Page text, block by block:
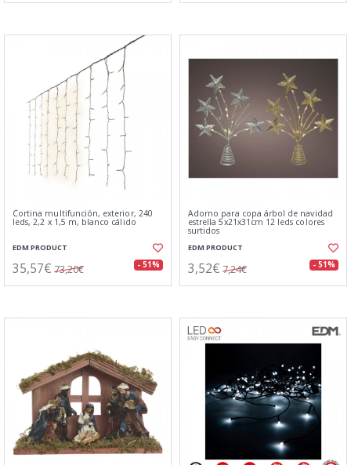
Cortina multifunción, exterior, 240
leds, 2,2 x 1,5 m, blanco cálido
EDM PRODUCT
35,57€ 73,20€ - 51%
Adorno para copa árbol de navidad
estrella 5x21x31cm 12 leds colores
surtidos
EDM PRODUCT
3,52€ 7,24€ - 51%